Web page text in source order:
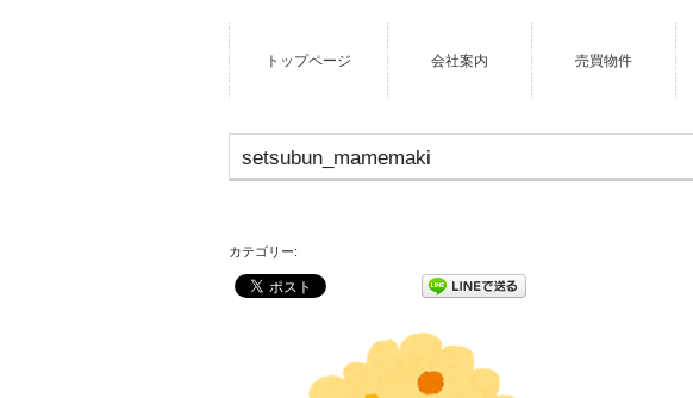
トップページ 会社案内 売買物件
setsubun_mamemaki
カテゴリー: